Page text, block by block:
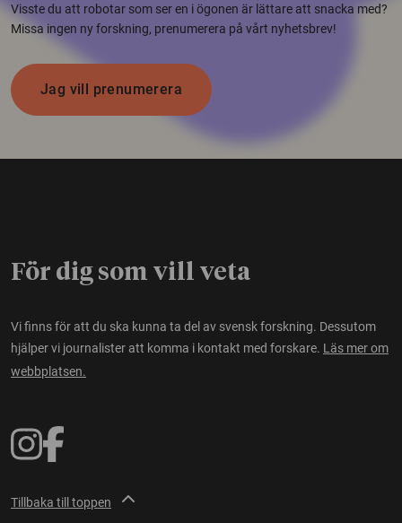
Visste du att robotar som ser en i ögonen är lättare att snacka med?
Missa ingen ny forskning, prenumerera på vårt nyhetsbrev!
Jag vill prenumerera
För dig som vill veta
Vi finns för att du ska kunna ta del av svensk forskning. Dessutom
hjälper vi journalister att komma i kontakt med forskare. Läs mer om
webbplatsen.
Tillbaka till toppen